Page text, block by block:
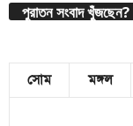
পুরাতন সংবাদ খুঁজছেন?
সোম
মঙ্গল